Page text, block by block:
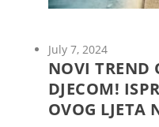
July 7, 2024
NOVI TREND
DJECOM!
OVOG LJETA